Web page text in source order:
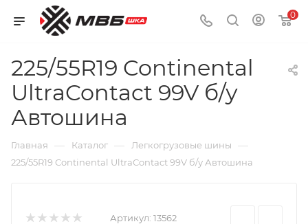
0
225/55R19 Continental
UltraContact 99V б/у
Автошина
Главная — Каталог — Легкогрузовые шины —
225/55R19 Continental UltraContact 99V б/у Автошина
Артикул: 13562